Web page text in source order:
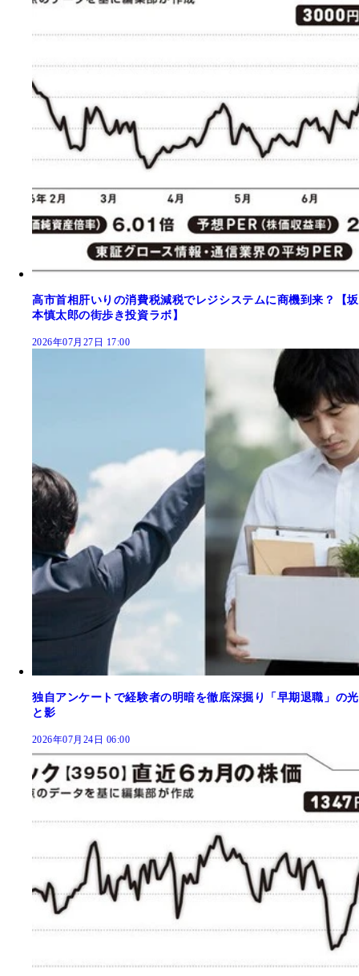
高市首相肝いりの消費税減税でレジシステムに商機到来？【坂
本慎太郎の街歩き投資ラボ】
2026年07月27日 17:00
独自アンケートで経験者の明暗を徹底深掘り「早期退職」の光
と影
2026年07月24日 06:00